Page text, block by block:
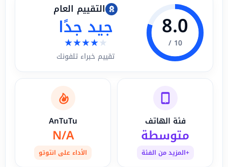
8.0
10 /
التقييم العام
جيد جدًا
★★★★★
تقييم خبراء تلفونك
فئة الهاتف
متوسطة
+المزيد من الفئة
AnTuTu
N/A
الأداء على انتوتو